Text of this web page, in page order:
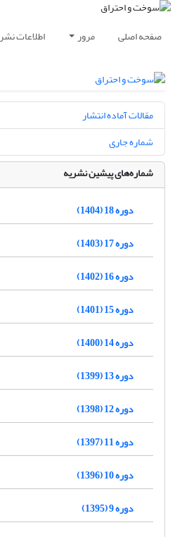
صفحه اصلی مرور اطلاعات
مقالات آماده انتشار
شماره جاری
شماره‌های پیشین نشریه
دوره 18 (1404)
دوره 17 (1403)
دوره 16 (1402)
دوره 15 (1401)
دوره 14 (1400)
دوره 13 (1399)
دوره 12 (1398)
دوره 11 (1397)
دوره 10 (1396)
دوره 9 (1395)